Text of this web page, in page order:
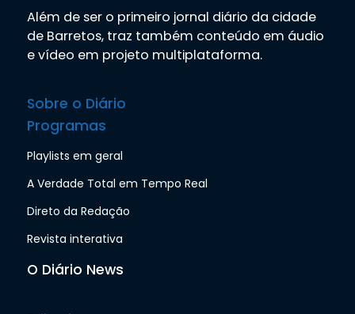
Além de ser o primeiro jornal diário da cidade
de Barretos, traz também conteúdo em áudio
e vídeo em projeto multiplataforma.
Sobre o Diário
Programas
Playlists em geral
A Verdade Total em Tempo Real
Direto da Redação
Revista interativa
O Diário News